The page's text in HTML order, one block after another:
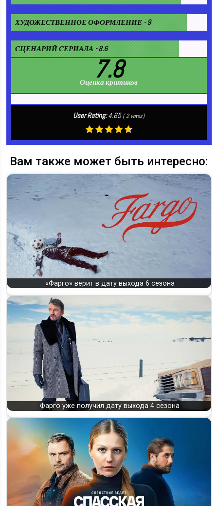
ХУДОЖЕСТВЕННОЕ ОФОРМЛЕНИЕ - 9
СЦЕНАРИЙ СЕРИАЛА - 8.6
7.8
Оценка критиков
User Rating:4.65 (2votes)
Вам также может быть интересно:
«Фарго» верит в дату выхода 6 сезона
Фарго уже получил дату выхода 4 сезона